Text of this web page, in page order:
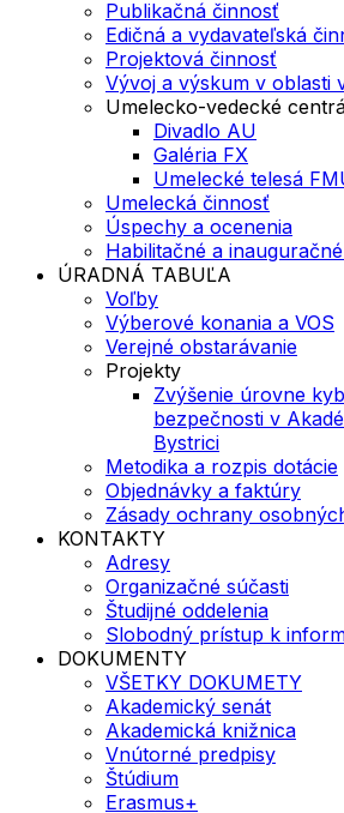
Publikačná činnosť
Edičná a vydavateľská
Projektová činnosť
Vývoj a výskum v oblasti
Umelecko-vedecké
Divadlo AU
Galéria FX
Umelecké telesá
Umelecká činnosť
Úspechy a ocenenia
Habilitačné a
ÚRADNÁ TABUĽA
Voľby
Výberové konania a VOS
Verejné obstarávanie
Projekty
Zvýšenie úrovne
bezpečnosti v
Bystrici
Metodika a rozpis dotácie
Objednávky a faktúry
Zásady ochrany
KONTAKTY
Adresy
Organizačné súčasti
Študijné oddelenia
Slobodný prístup k
DOKUMENTY
VŠETKY DOKUMETY
Akademický senát
Akademická knižnica
Vnútorné predpisy
Štúdium
Erasmus+